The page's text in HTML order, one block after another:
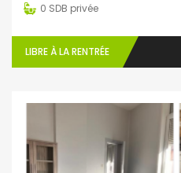
0 SDB privée
LIBRE À LA RENTRÉE